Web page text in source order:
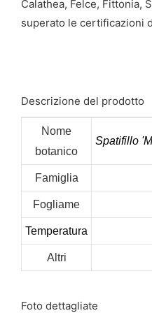
Calathea, Felce, Fittonia,
superato le certificazioni
Descrizione del prodotto
Nome
botanico
Spatifillo
Famiglia
Fogliame
Temperatura
Altri
Foto dettagliate